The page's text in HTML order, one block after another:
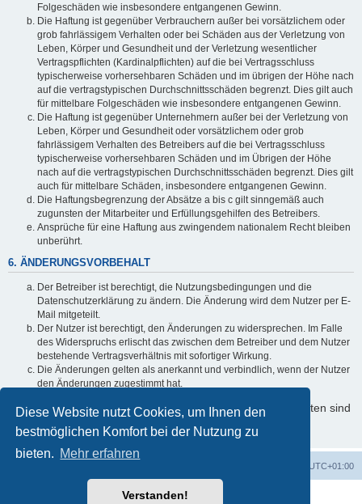
Diese Website nutzt Cookies, um Ihnen den
bestmöglichen Komfort bei der Nutzung zu
bieten. Mehr erfahren
Verstanden!
Folgeschäden wie insbesondere entgangenen Gewinn.
Die Haftung ist gegenüber Verbrauchern außer bei vorsätzlichem oder
grob fahrlässigem Verhalten oder bei Schäden aus der Verletzung von
Leben, Körper und Gesundheit und der Verletzung wesentlicher
Vertragspflichten (Kardinalpflichten) auf die bei Vertragsschluss
typischerweise vorhersehbaren Schäden und im übrigen der Höhe nach
auf die vertragstypischen Durchschnittsschäden begrenzt. Dies gilt auch
für mittelbare Folgeschäden wie insbesondere entgangenen Gewinn.
Die Haftung ist gegenüber Unternehmern außer bei der Verletzung von
Leben, Körper und Gesundheit oder vorsätzlichem oder grob
fahrlässigem Verhalten des Betreibers auf die bei Vertragsschluss
typischerweise vorhersehbaren Schäden und im Übrigen der Höhe
nach auf die vertragstypischen Durchschnittsschäden begrenzt. Dies gilt
auch für mittelbare Schäden, insbesondere entgangenen Gewinn.
Die Haftungsbegrenzung der Absätze a bis c gilt sinngemäß auch
zugunsten der Mitarbeiter und Erfüllungsgehilfen des Betreibers.
Ansprüche für eine Haftung aus zwingendem nationalem Recht bleiben
unberührt.
6. ÄNDERUNGSVORBEHALT
Der Betreiber ist berechtigt, die Nutzungsbedingungen und die
Datenschutzerklärung zu ändern. Die Änderung wird dem Nutzer per E-
Mail mitgeteilt.
Der Nutzer ist berechtigt, den Änderungen zu widersprechen. Im Falle
des Widerspruchs erlischt das zwischen dem Betreiber und dem Nutzer
bestehende Vertragsverhältnis mit sofortiger Wirkung.
Die Änderungen gelten als anerkannt und verbindlich, wenn der Nutzer
den Änderungen zugestimmt hat.
Informationen über den Umgang mit Ihren persönlichen Daten sind
in der Datenschutzerklärung enthalten.
UTC+01:00
Powered byphpBB® Forum Software © phpBB Limited